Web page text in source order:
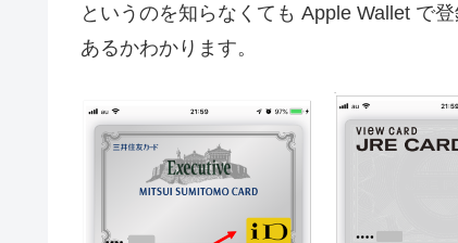
というのを知らなくても Apple Wallet で
あるかわかります。